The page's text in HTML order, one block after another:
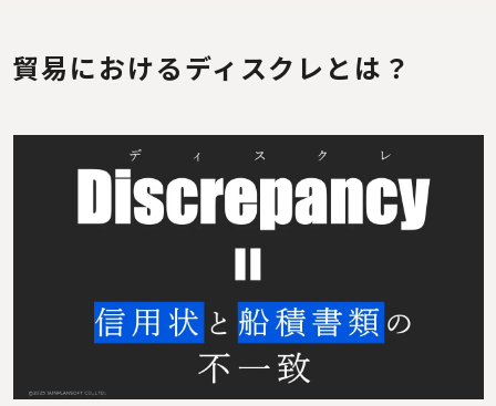
貿易におけるディスクレとは？